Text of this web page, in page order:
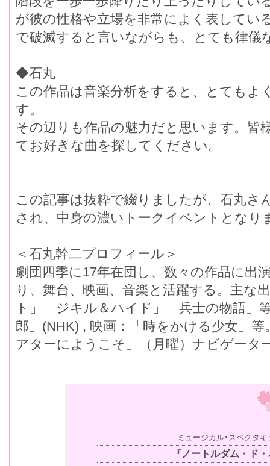
が彼の性格や立場を非常によく表してい
で破滅すると言いながらも、とても律儀
◆石丸
この作品は音楽分析をすると、とてもよ
す。
その辺りも作品の魅力だと思います。皆
てお好きな曲を探してください。
この記事は抜粋で綴りましたが、石丸さ
され、中身の濃いトークイベントとなり
＜石丸幹二プロフィール＞
劇団四季に17年在団し、数々の作品に出
り、舞台、映画、音楽と活躍する。主な
ト」「ジキル＆ハイド」「兵士の物語」
郎」(NHK) , 映画：「時をかける少女」
アターにようこそ」（月曜）ナビゲータ
ミュージカル･スペクタキ
『ノートルダム・ド